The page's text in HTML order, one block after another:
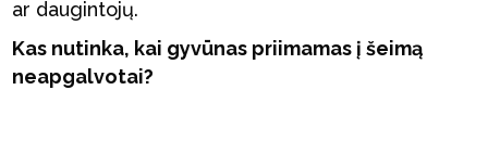
ar daugintojų.
Kas nutinka, kai gyvūnas priimamas į šeimą
neapgalvotai?